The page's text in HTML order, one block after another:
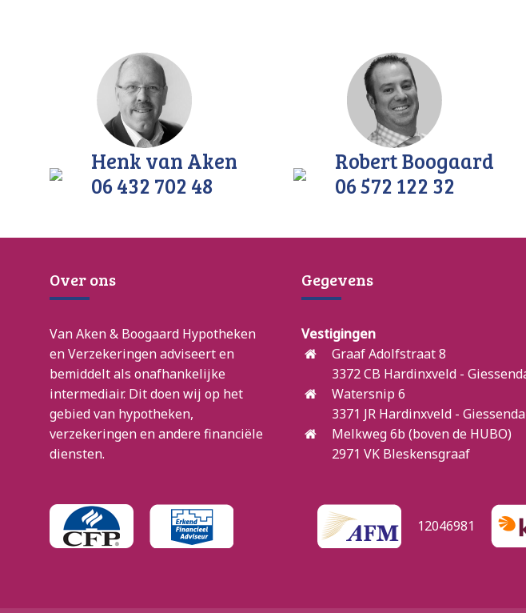
Henk van Aken
06 432 702 48
Robert Boogaard
06 572 122 32
Over ons
Van Aken & Boogaard Hypotheken
en Verzekeringen adviseert en
bemiddelt als onafhankelijke
intermediair. Dit doen wij op het
gebied van hypotheken,
verzekeringen en andere financiële
diensten.
Gegevens
Vestigingen
Graaf Adolfstraat 8
3372 CB Hardinxveld -
Watersnip 6
3371 JR Hardinxveld -
Melkweg 6b (boven de HUBO)
2971 VK Bleskensgraaf
12046981